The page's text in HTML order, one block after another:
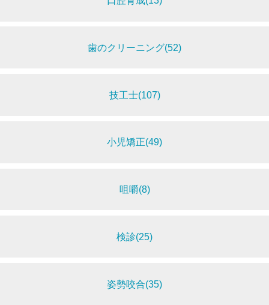
歯のクリーニング(52)
技工士(107)
小児矯正(49)
咀嚼(8)
検診(25)
姿勢咬合(35)